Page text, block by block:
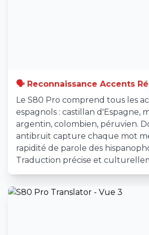
🗣️ Reconnaissance Accents
Le S80 Pro comprend tous les
espagnols : castillan d'Espagne,
argentin, colombien, péruvien.
antibruit capture chaque mot
rapidité de parole des
Traduction précise et